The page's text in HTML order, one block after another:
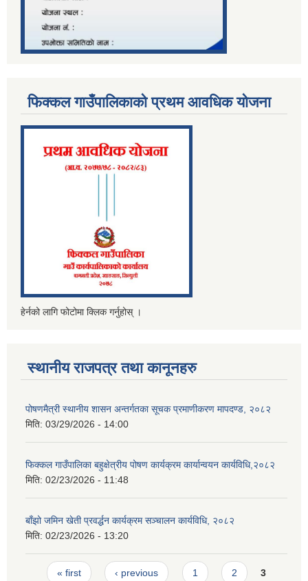
फिक्कल गाउँपालिकाको प्रथम आवधिक योजना
हेर्नको लागि फोटोमा क्लिक गर्नुहोस् ।
स्थानीय राजपत्र तथा कानूनहरु
पोषणमैत्री स्थानीय शासन अन्तर्गतका सूचक प्रमाणीकरण मापदण्ड, २०८२
मिति: 03/29/2026 - 14:00
फिक्कल गाउँपालिका बहुक्षेत्रीय पोषण कार्यक्रम कार्यान्वयन कार्यविधि,२०८२
मिति: 02/23/2026 - 11:48
बाँझो जमिन खेती प्रवर्द्धन कार्यक्रम सञ्‍चालन कार्यविधि, २०८२
मिति: 02/23/2026 - 13:20
Pages
« first ‹ previous 1 2 3